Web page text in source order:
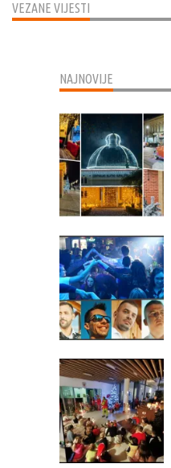
VEZANE VIJESTI
NAJNOVIJE